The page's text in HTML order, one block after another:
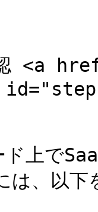
認 <a
ド上で
は、以下